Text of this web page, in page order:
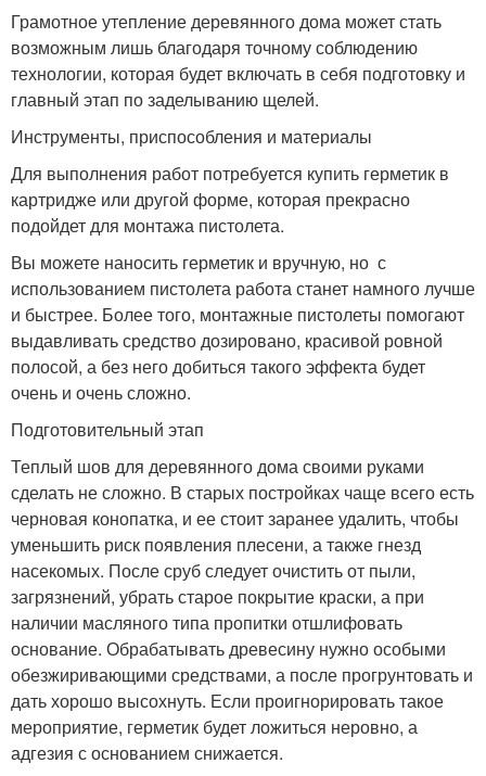
Грамотное утепление деревянного дома может стать
возможным лишь благодаря точному соблюдению
технологии, которая будет включать в себя подготовку и
главный этап по заделыванию щелей.
Инструменты, приспособления и материалы
Для выполнения работ потребуется купить герметик в
картридже или другой форме, которая прекрасно
подойдет для монтажа пистолета.
Вы можете наносить герметик и вручную, но с
использованием пистолета работа станет намного лучше
и быстрее. Более того, монтажные пистолеты помогают
выдавливать средство дозировано, красивой ровной
полосой, а без него добиться такого эффекта будет
очень и очень сложно.
Подготовительный этап
Теплый шов для деревянного дома своими руками
сделать не сложно. В старых постройках чаще всего есть
черновая конопатка, и ее стоит заранее удалить, чтобы
уменьшить риск появления плесени, а также гнезд
насекомых. После сруб следует очистить от пыли,
загрязнений, убрать старое покрытие краски, а при
наличии масляного типа пропитки отшлифовать
основание. Обрабатывать древесину нужно особыми
обезжиривающими средствами, а после прогрунтовать и
дать хорошо высохнуть. Если проигнорировать такое
мероприятие, герметик будет ложиться неровно, а
адгезия с основанием снижается.